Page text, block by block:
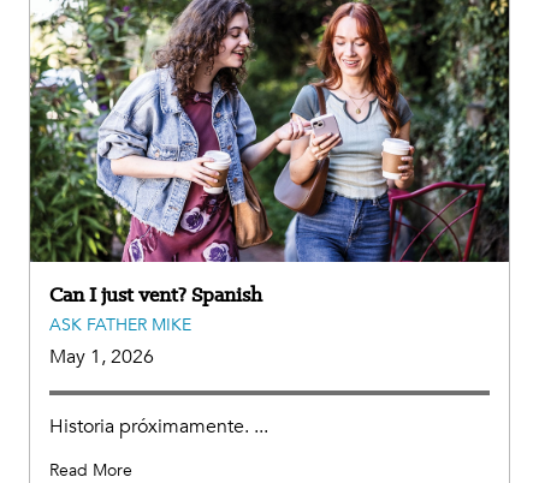
Can I just vent? Spanish
ASK FATHER MIKE
May 1, 2026
Historia próximamente. ...
Read More